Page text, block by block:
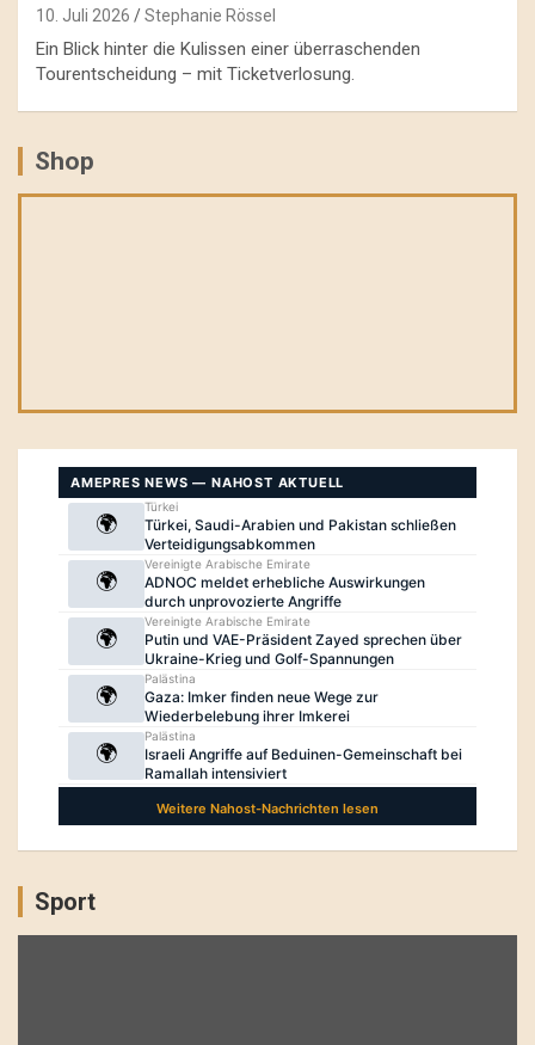
10. Juli 2026 Stephanie Rössel
Ein Blick hinter die Kulissen einer überraschenden
Tourentscheidung – mit Ticketverlosung.
Shop
Sport